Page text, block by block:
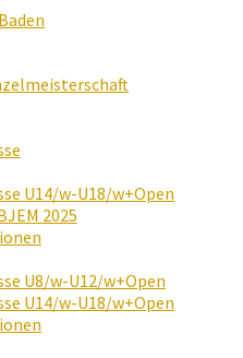
U14/w-U18/w+Open
2025
U8/w-U12/w+Open
U14/w-U18/w+Open